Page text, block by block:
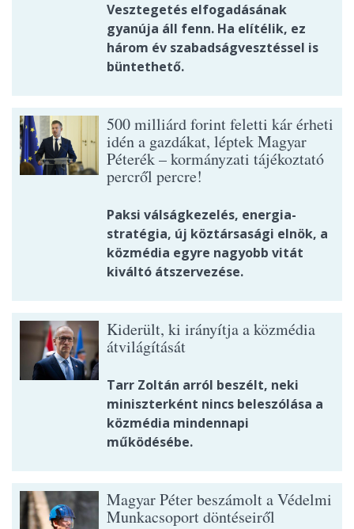
Vesztegetés elfogadásának
gyanúja áll fenn. Ha elítélik, ez
három év szabadságvesztéssel is
büntethető.
500 milliárd forint feletti kár érheti
idén a gazdákat, léptek Magyar
Péterék – kormányzati tájékoztató
percről percre!
Paksi válságkezelés, energia-
stratégia, új köztársasági elnök, a
közmédia egyre nagyobb vitát
kiváltó átszervezése.
Kiderült, ki irányítja a közmédia
átvilágítását
Tarr Zoltán arról beszélt, neki
miniszterként nincs beleszólása a
közmédia mindennapi
működésébe.
Magyar Péter beszámolt a Védelmi
Munkacsoport döntéseiről